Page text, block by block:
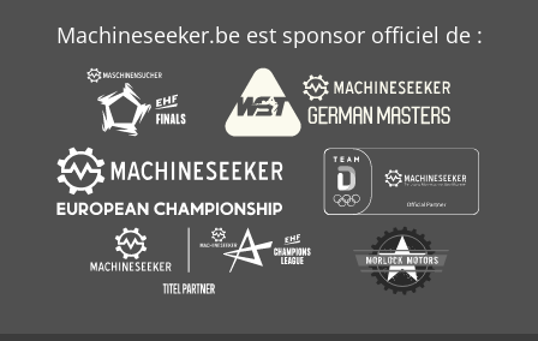
Machineseeker.be est sponsor officiel de :